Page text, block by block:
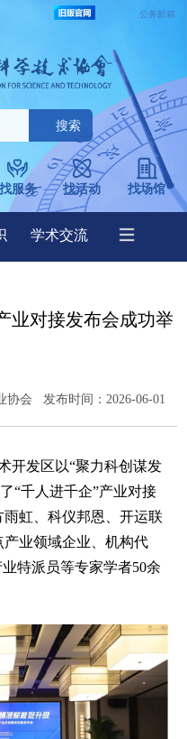
业对接发布会成功举
协会 发布时间：2026-06-01
发区以“聚力科创谋发
“千人进千企”产业对接
虹、科仪邦恩、开运联
业领域企业、机构代
特派员等专家学者50余